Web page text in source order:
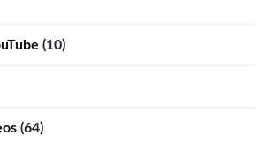
(10)
(64)